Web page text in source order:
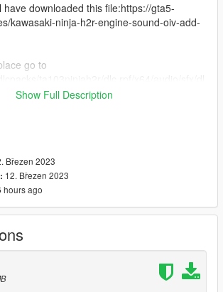
have downloaded this file:https://gta5-
kawasaki-ninja-h2r-engine-sound-oiv-add-
go to
that was ta103ninjah2r +
Show Full Description
Březen 2023
12. Březen 2023
hours ago